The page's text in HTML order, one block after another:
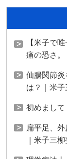
【米子で
痛の恐さ。
仙腸関節
は？｜米
初めまして
扁平足、
｜米子三